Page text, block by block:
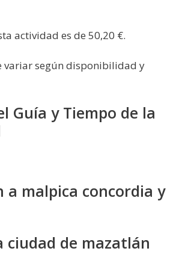
actividad es de 50,20 €.
variar según disponibilidad y
Guía y Tiempo de la
a malpica concordia y
ciudad de mazatlán